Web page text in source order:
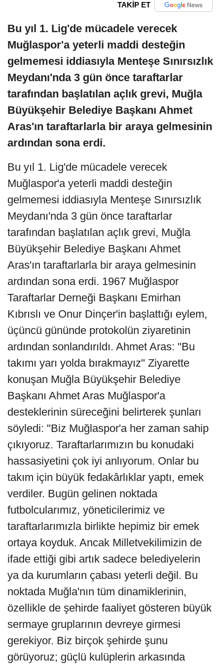
TAKİP ET
Bu yıl 1. Lig'de mücadele verecek
Muğlaspor'a yeterli maddi desteğin
gelmemesi iddiasıyla Menteşe Sınırsızlık
Meydanı'nda 3 gün önce taraftarlar
tarafından başlatılan açlık grevi, Muğla
Büyükşehir Belediye Başkanı Ahmet
Aras'ın taraftarlarla bir araya gelmesinin
ardından sona erdi.
Bu yıl 1. Lig'de mücadele verecek
Muğlaspor'a yeterli maddi desteğin
gelmemesi iddiasıyla Menteşe Sınırsızlık
Meydanı'nda 3 gün önce taraftarlar
tarafından başlatılan açlık grevi, Muğla
Büyükşehir Belediye Başkanı Ahmet
Aras'ın taraftarlarla bir araya gelmesinin
ardından sona erdi. 1967 Muğlaspor
Taraftarlar Derneği Başkanı Emirhan
Kıbrıslı ve Onur Dinçer'in başlattığı eylem,
üçüncü gününde protokolün ziyaretinin
ardından sonlandırıldı. Ahmet Aras: "Bu
takımı yarı yolda bırakmayız" Ziyarette
konuşan Muğla Büyükşehir Belediye
Başkanı Ahmet Aras Muğlaspor'a
desteklerinin süreceğini belirterek şunları
söyledi: "Biz Muğlaspor'a her zaman sahip
çıkıyoruz. Taraftarlarımızın bu konudaki
hassasiyetini çok iyi anlıyorum. Onlar bu
takım için büyük fedakârlıklar yaptı, emek
verdiler. Bugün gelinen noktada
futbolcularımız, yöneticilerimiz ve
taraftarlarımızla birlikte hepimiz bir emek
ortaya koyduk. Ancak Milletvekilimizin de
ifade ettiği gibi artık sadece belediyelerin
ya da kurumların çabası yeterli değil. Bu
noktada Muğla'nın tüm dinamiklerinin,
özellikle de şehirde faaliyet gösteren büyük
sermaye gruplarının devreye girmesi
gerekiyor. Biz birçok şehirde şunu
görüyoruz; güçlü kulüplerin arkasında